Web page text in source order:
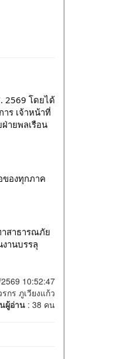
2569 โดยได้
ร เจ้าหน้าที่
ายพลเรือน
ของทุกภาค
สาธารณภัย
านบรรลุ
10:52:47
กร ภูเวียงแก้ว
ผู้อ่าน : 38 คน